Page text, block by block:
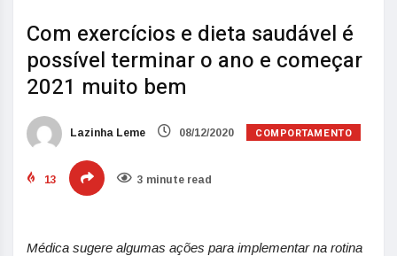
Com exercícios e dieta saudável é
possível terminar o ano e começar
2021 muito bem
Lazinha Leme 08/12/2020 COMPORTAMENTO
13 3 minute read
Médica sugere algumas ações para implementar na rotina